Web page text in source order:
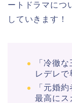
ートドラマにつ
していきます！
「冷徹
レデレで
「元婚
最高にス